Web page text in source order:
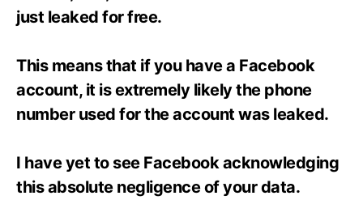
just leaked for free.
This means that if you have a Facebook
account, it is extremely likely the phone
number used for the account was leaked.
I have yet to see Facebook acknowledging
this absolute negligence of your data.